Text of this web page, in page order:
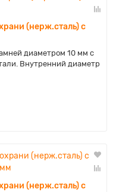
(нерж.сталь) с
диаметром 10 мм с
Внутренний диаметр
(нерж.сталь) с